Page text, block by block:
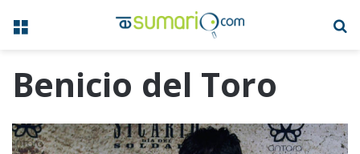
Menú
Benicio del Toro